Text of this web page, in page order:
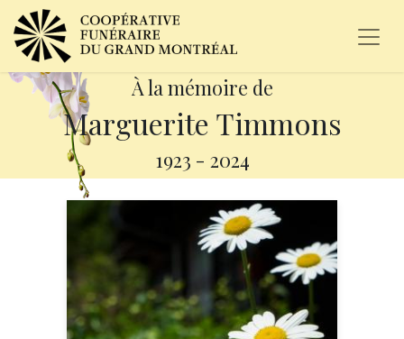
À la mémoire de
Marguerite Timmons
1923 - 2024